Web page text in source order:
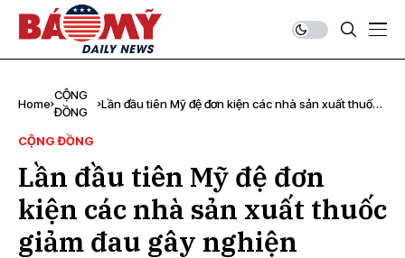
Home
CỘNG
ĐỒNG
Lần đầu tiên Mỹ đệ đơn kiện các nhà sản xuất thuốc
CỘNG ĐỒNG
Lần đầu tiên Mỹ đệ đơn
kiện các nhà sản xuất thuốc
giảm đau gây nghiện